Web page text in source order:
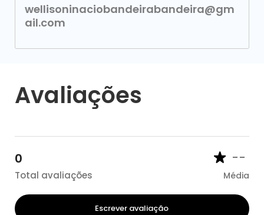
wellisoninaciobandeirabandeira@gm
ail.com
Avaliações
0
Total avaliações
--
Média
Escrever avaliação